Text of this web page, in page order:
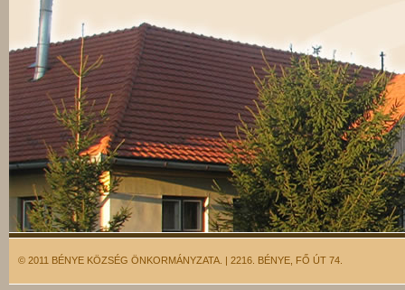
© 2011 BÉNYE KÖZSÉG ÖNKORMÁNYZATA. | 2216. BÉNYE, FŐ ÚT 74.